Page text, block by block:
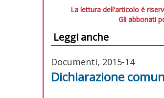
La lettura dell'articolo è
Gli abbonati
Leggi anche
Documenti, 2015-14
Dichiarazione